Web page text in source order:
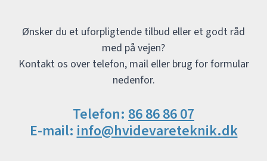
Ønsker du et uforpligtende tilbud eller et godt råd
med på vejen?
Kontakt os over telefon, mail eller brug for formular
nedenfor.
Telefon: 86 86 86 07
E-mail: info@hvidevareteknik.dk